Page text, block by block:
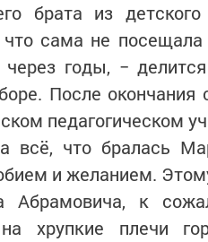
брата из
что сама не
через годы, −
После
педагогическом
всё, что бралась
и желанием.
к
на хрупкие плечи